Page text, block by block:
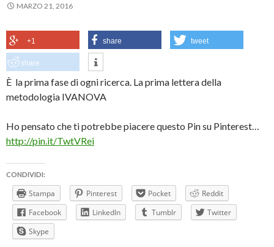
MARZO 21, 2016
+1 share tweet
share
È la prima fase di ogni ricerca. La prima lettera della
metodologia IVANOVA
Ho pensato che ti potrebbe piacere questo Pin su Pinterest…
http://pin.it/TwtVRei
CONDIVIDI:
Stampa Pinterest Pocket
Reddit
Facebook
LinkedIn Tumblr
Twitter
Skype